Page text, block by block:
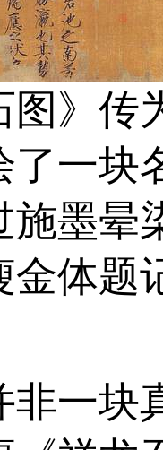
图》传
了一块
施墨晕
金体题
非一块